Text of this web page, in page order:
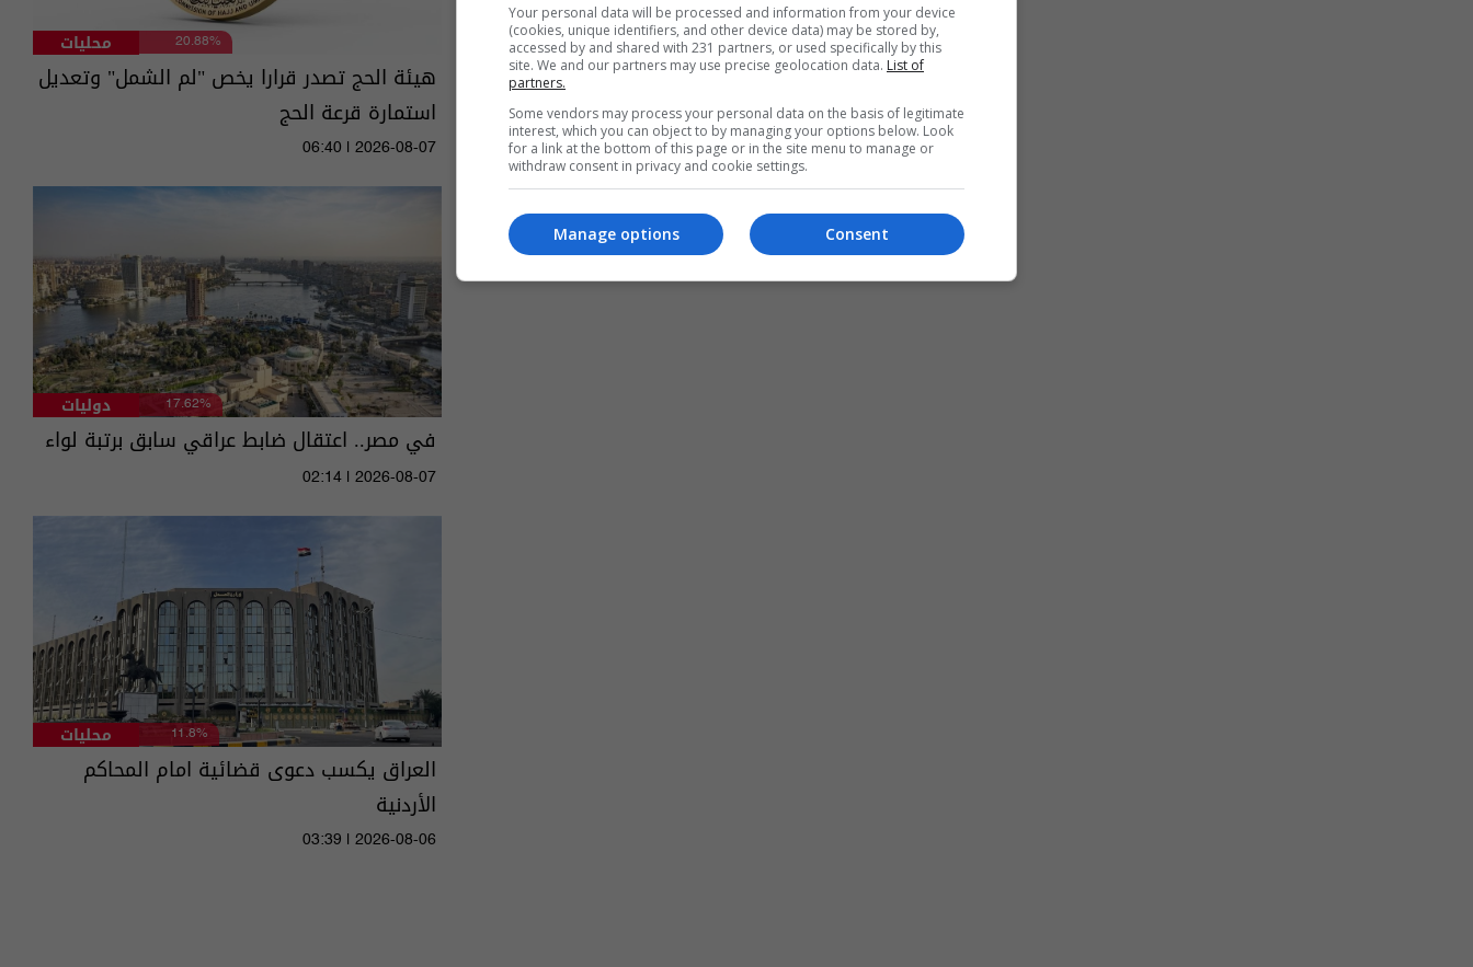
محليات 20.88%
هيئة الحج تصدر قرارا يخص "لم الشمل" وتعديل
استمارة قرعة الحج
06:40 | 2026-08-07
دوليات 17.62%
في مصر.. اعتقال ضابط عراقي سابق برتبة لواء
02:14 | 2026-08-07
محليات 11.8%
العراق يكسب دعوى قضائية امام المحاكم
الأردنية
03:39 | 2026-08-06
Your personal data will be processed and information from your device
(cookies, unique identifiers, and other device data) may be stored by,
accessed by and shared with 231 partners, or used specifically by this
site. We and our partners may use precise geolocation data. List of
partners.
Some vendors may process your personal data on the basis of legitimate
interest, which you can object to by managing your options below. Look
for a link at the bottom of this page or in the site menu to manage or
withdraw consent in privacy and cookie settings.
Consent
Manage options